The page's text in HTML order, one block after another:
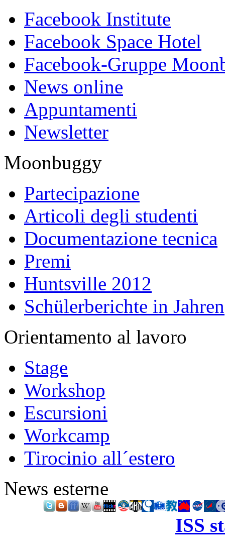
Facebook Institute
Facebook Space Hotel
Facebook-Gruppe
News online
Appuntamenti
Newsletter
Moonbuggy
Partecipazione
Articoli degli studenti
Documentazione tecnica
Premi
Huntsville 2012
Schülerberichte in Jahren
Orientamento al lavoro
Stage
Workshop
Escursioni
Workcamp
Tirocinio all´estero
News esterne
ISS